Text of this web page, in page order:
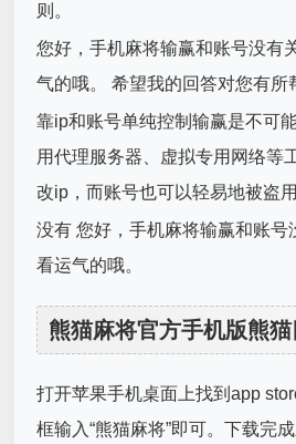
则。
您好，手机麻将输赢和账号没有
气的哦。 希望我的回答对您有所
靠ip和账号单纯控制输赢是不可
用代理服务器、虚拟专用网络等
改ip，而账号也可以轻易地被盗用
没有 您好，手机麻将输赢和账号
看运气的哦。
熊猫麻将官方手机版熊
打开苹果手机桌面上找到app
框输入“熊猫麻将”即可。下载完